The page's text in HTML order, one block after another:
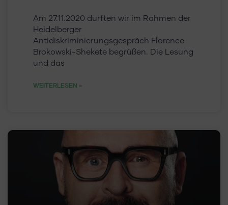
Am 27.11.2020 durften wir im Rahmen der
Heidelberger
Antidiskriminierungsgespräch Florence
Brokowski-Shekete begrüßen. Die Lesung
und das
WEITERLESEN »